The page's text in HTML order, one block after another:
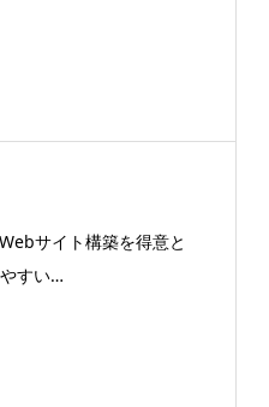
サイト構築を得意と
すい…